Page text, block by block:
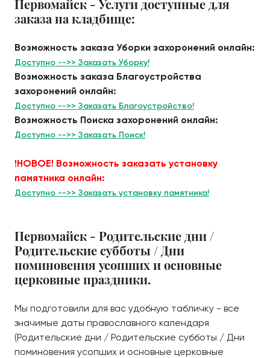
Первомайск - Услуги доступные для
заказа на кладбище:
Возможность заказа Уборки захоронений онлайн:
Доступно -->> Заказать Уборку!
Возможность заказа Благоустройства
захоронений онлайн:
Доступно -->> Заказать Благоустройство!
Возможность Поиска захоронений онлайн:
Доступно -->> Заказать Поиск!
!НОВОЕ! Возможность заказать установку
памятника онлайн:
Доступно -->> Заказать установку памятника!
Первомайск - Родительские дни /
Родительские субботы / Дни
поминовения усопших и основные
церковные праздники.
Мы подготовили для вас удобную табличку - все
значимые даты православного календаря
(Родительские дни / Родительские субботы / Дни
поминовения усопших и основные церковные